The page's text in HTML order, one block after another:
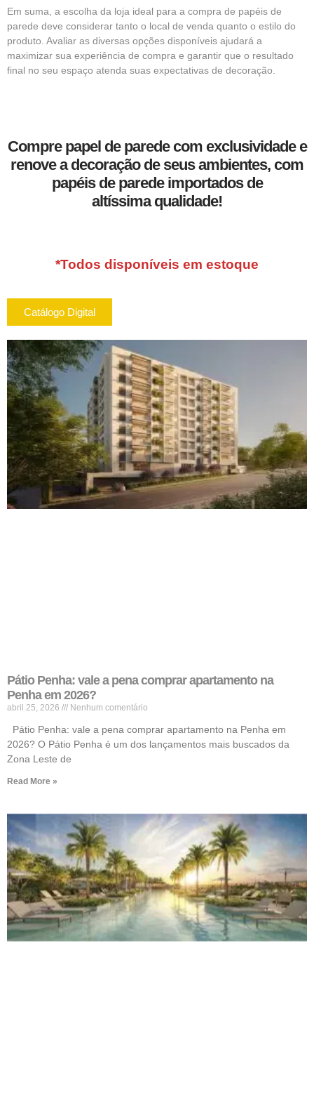
Em suma, a escolha da loja ideal para a compra de papéis de
parede deve considerar tanto o local de venda quanto o estilo do
produto. Avaliar as diversas opções disponíveis ajudará a
maximizar sua experiência de compra e garantir que o resultado
final no seu espaço atenda suas expectativas de decoração.
Compre papel de parede com exclusividade e
renove a decoração de seus ambientes, com
papéis de parede importados de
altíssima qualidade!
*Todos disponíveis em estoque
Catálogo Digital
Pátio Penha: vale a pena comprar apartamento na
Penha em 2026?
abril 25, 2026 Nenhum comentário
Pátio Penha: vale a pena comprar apartamento na Penha em
2026? O Pátio Penha é um dos lançamentos mais buscados da
Zona Leste de
Read More »